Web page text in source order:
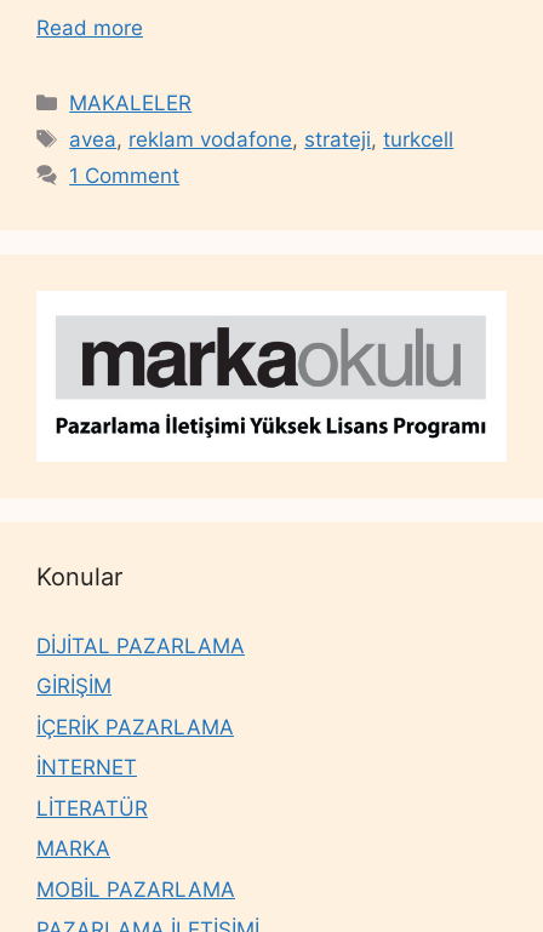
Read more
Categories
MAKALELER
Tags
avea, reklam vodafone, strateji,turkcell
1 Comment
Konular
DİJİTAL PAZARLAMA
GİRİŞİM
İÇERİK PAZARLAMA
İNTERNET
LİTERATÜR
MARKA
MOBİL PAZARLAMA